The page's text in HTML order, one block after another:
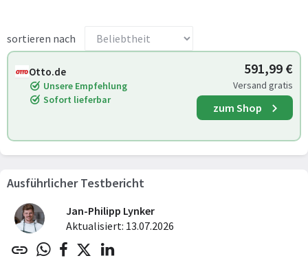
sortieren nach
Otto.de
Unsere Empfehlung
Sofort lieferbar
591,99 €
Versand gratis
zum Shop
Ausführlicher Testbericht
Jan-Philipp Lynker
Aktualisiert: 13.07.2026